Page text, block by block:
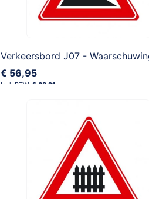
€ 56,95
€ 68,91